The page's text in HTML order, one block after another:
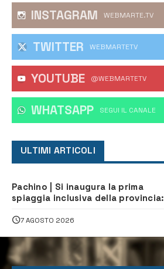
INSTAGRAM WEBMARTE.TV
TWITTER WEBMARTETV
YOUTUBE @WEBMARTETV
WHATSAPP ‎SEGUI IL CANALE
ULTIMI ARTICOLI
Pachino | Si inaugura la prima
spiaggia inclusiva della provincia:
tutti
7 AGOSTO 2026